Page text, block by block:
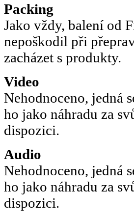
Packing
Jako vždy, balení od
nepoškodil při
zacházet s produkty.
Video
Nehodnoceno, jedná
ho jako náhradu za
dispozici.
Audio
Nehodnoceno, jedná
ho jako náhradu za
dispozici.